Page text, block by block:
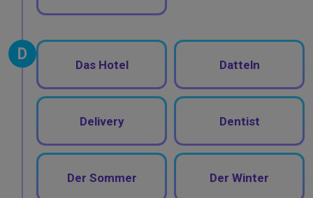
D
Das Hotel Datteln
Delivery Dentist
Der Sommer Der Winter